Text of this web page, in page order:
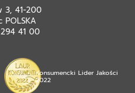
3, 41-200
POLSKA
41 00
Konsumencki Lider Jakości
2022